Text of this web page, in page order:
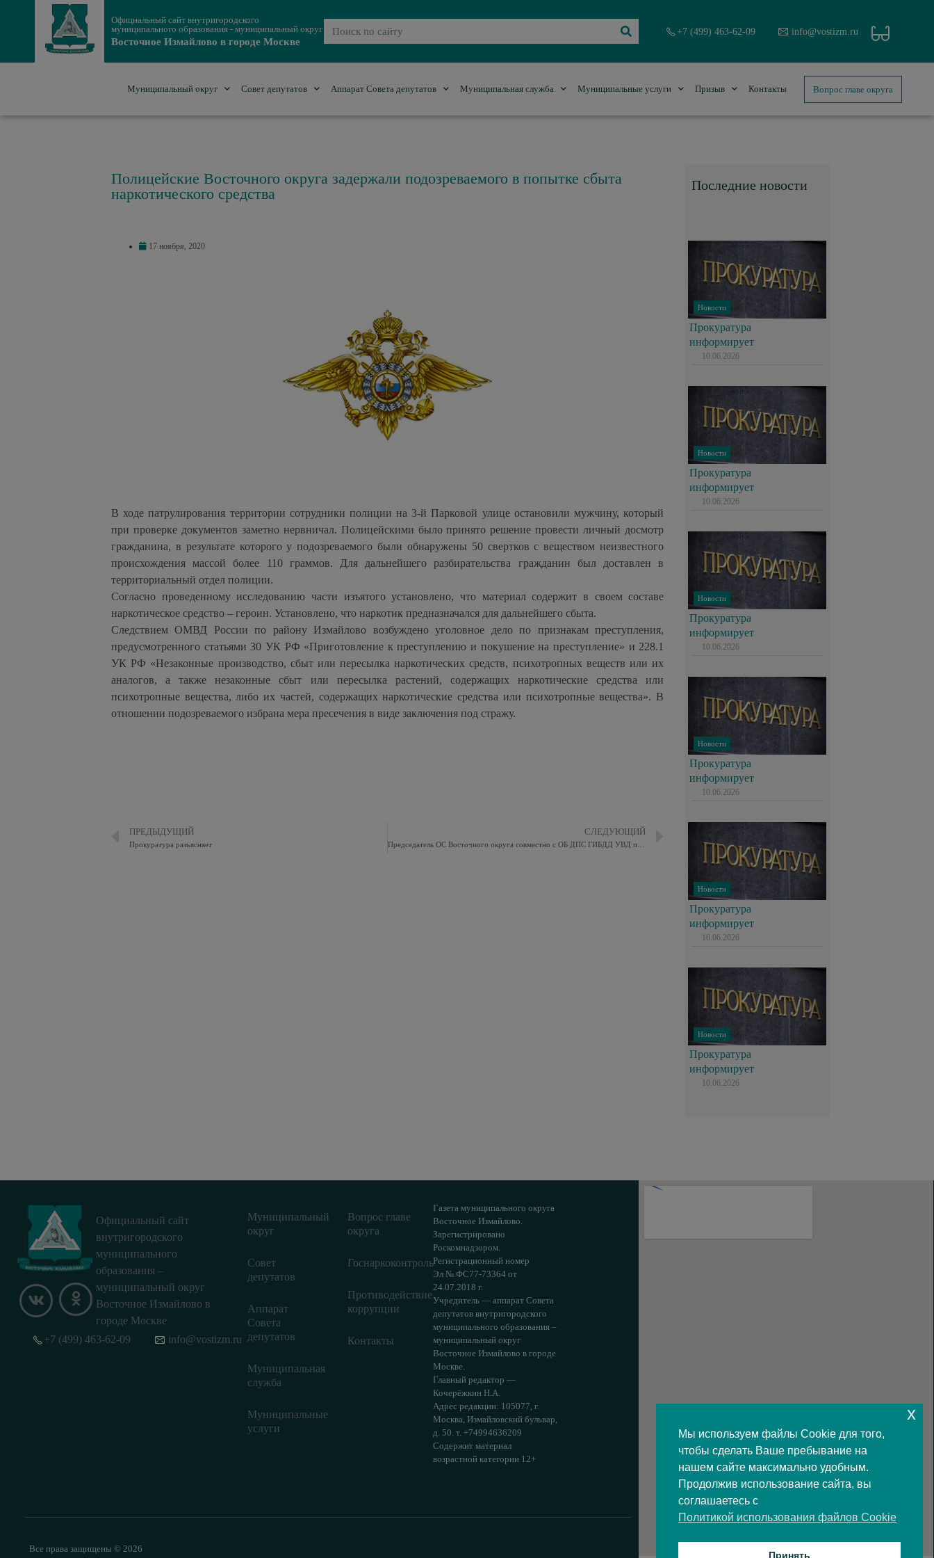
Официальный сайт внутригородского
муниципального образования - муниципальный округ
Восточное Измайлово в городе Москве
+7 (499) 463-62-09 info@vostizm.ru
Муниципальный округ Совет депутатов Аппарат Совета депутатов Муниципальная служба Муниципальные услуги Призыв Контакты Вопрос главе округа
Полицейские Восточного округа задержали подозреваемого в попытке сбыта
наркотического средства
17 ноября, 2020
В ходе патрулирования территории сотрудники полиции на 3-й Парковой улице остановили мужчину, который
при проверке документов заметно нервничал. Полицейскими было принято решение провести личный досмотр
гражданина, в результате которого у подозреваемого были обнаружены 50 свертков с веществом неизвестного
происхождения массой более 110 граммов. Для дальнейшего разбирательства гражданин был доставлен в
территориальный отдел полиции.
Согласно проведенному исследованию части изъятого установлено, что материал содержит в своем составе
наркотическое средство – героин. Установлено, что наркотик предназначался для дальнейшего сбыта.
Следствием ОМВД России по району Измайлово возбуждено уголовное дело по признакам преступления,
предусмотренного статьями 30 УК РФ «Приготовление к преступлению и покушение на преступление» и 228.1
УК РФ «Незаконные производство, сбыт или пересылка наркотических средств, психотропных веществ или их
аналогов, а также незаконные сбыт или пересылка растений, содержащих наркотические средства или
психотропные вещества, либо их частей, содержащих наркотические средства или психотропные вещества». В
отношении подозреваемого избрана мера пресечения в виде заключения под стражу.
ПРЕДЫДУЩИЙ
Прокуратура разъясняет
СЛЕДУЮЩИЙ
Последние новости
Новости
Прокуратура
информирует
10.06.2026
Новости
Прокуратура
информирует
10.06.2026
Новости
Прокуратура
информирует
10.06.2026
Новости
Прокуратура
информирует
10.06.2026
Новости
Прокуратура
информирует
10.06.2026
Новости
Прокуратура
информирует
10.06.2026
Официальный сайт
внутригородского
муниципального
образования –
муниципальный округ
Восточное Измайлово в
городе Москве
Муниципальный
округ
Совет
депутатов
Аппарат
Совета
депутатов
Муниципальная
служба
Муниципальные
услуги
Вопрос главе
округа
Госнаркоконтроль
Противодействие
коррупции
Контакты
Газета муниципального округа
Восточное Измайлово.
Зарегистрировано
Роскомнадзором.
Регистрационный номер
Эл № ФС77-73364 от
24.07.2018 г.
Учредитель — аппарат Совета
депутатов внутригородского
муниципального образования –
муниципальный округ
Восточное Измайлово в городе
Москве.
Главный редактор —
Кочерёжкин Н.А.
Адрес редакции: 105077, г.
Москва, Измайловский бульвар,
д. 50. т. +74994636209
Содержит материал
возрастной категории 12+
+7 (499) 463-62-09 info@vostizm.ru
Все права защищены © 2026
Мы используем файлы Cookie для того,
чтобы сделать Ваше пребывание на
нашем сайте максимально удобным.
Продолжив использование сайта, вы
соглашаетесь с
Политикой использования файлов Cookie
Принять
x